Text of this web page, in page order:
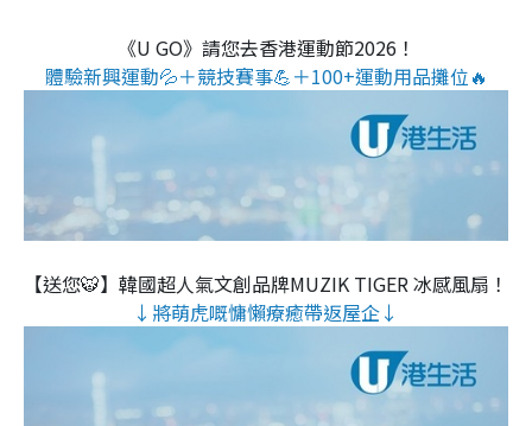
《U GO》請您去香港運動節2026！
體驗新興運動💦＋競技賽事💪＋100+運動用品攤位🔥
【送您🐯】韓國超人氣文創品牌MUZIK TIGER 冰感風扇！
↓將萌虎嘅慵懶療癒帶返屋企↓